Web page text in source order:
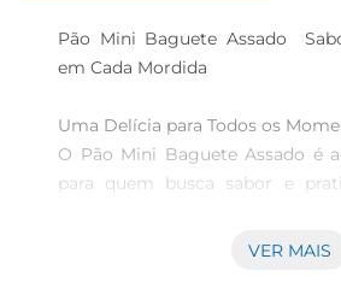
Pão Mini Baguete Assado
em Cada Mordida
Uma Delícia para Todos os
O Pão Mini Baguete Assado é
para quem busca sabor e
miolo macio, esse pão é VER MAIS